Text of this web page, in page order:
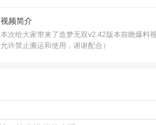
视频简介
本次给大家带来了造梦无双v2.42版本前瞻爆料
允许禁止搬运和使用，谢谢配合）